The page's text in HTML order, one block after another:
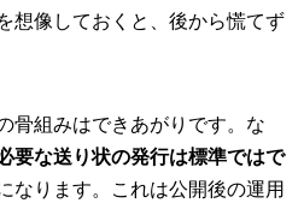
想像しておくと、後から慌てず
骨組みはできあがりです。な
要な送り状の発行は標準ではで
なります。これは公開後の運用